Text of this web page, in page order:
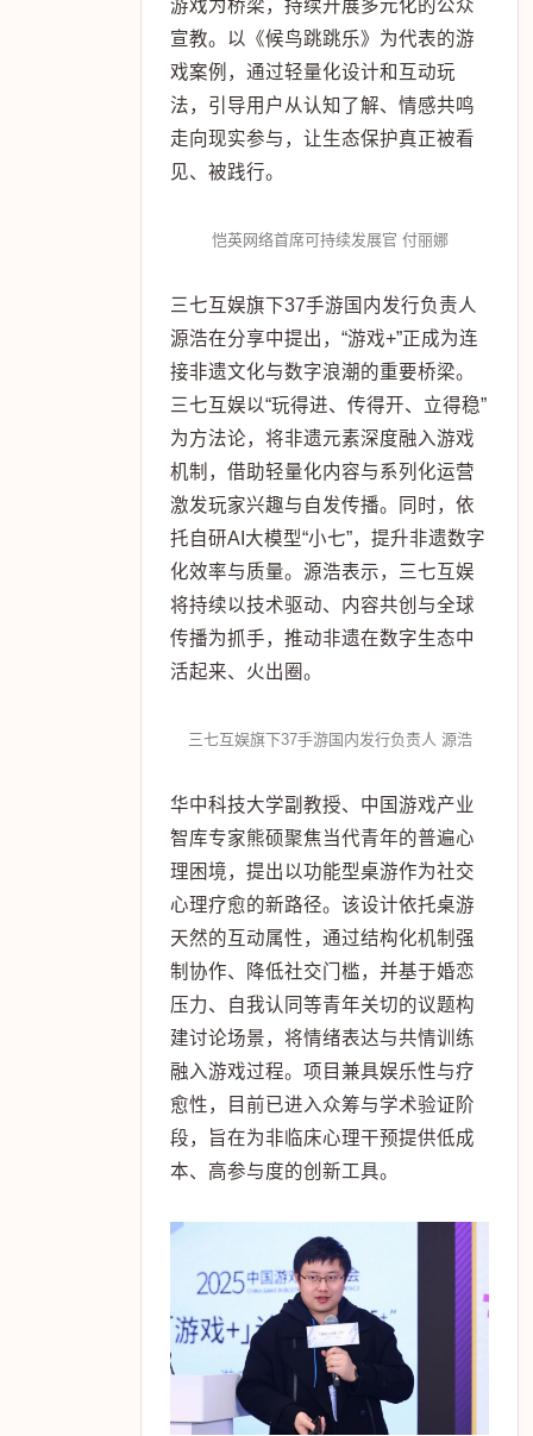
恺英网络首席可持续发展官付丽娜指
出，游戏正从传统的内容载体转变为
激发社会善意与环保行动的行动入
口。她表示，恺英网络长期将可持续
发展理念融入产品创新，以环保主题
宣教。以《候鸟跳跳乐》为代表的游
法，引导用户从认知了解、情感共鸣
走向现实参与，让生态保护真正被看
见、被践行。
恺英网络首席可持续发展官 付丽娜
三七互娱旗下37手游国内发行负责人
源浩在分享中提出，“游戏+”正成为连
接非遗文化与数字浪潮的重要桥梁。
三七互娱以“玩得进、传得开、立得稳”
为方法论，将非遗元素深度融入游戏
机制，借助轻量化内容与系列化运营
托自研AI大模型“小七”，提升非遗数字
将持续以技术驱动、内容共创与全球
传播为抓手，推动非遗在数字生态中
活起来、火出圈。
三七互娱旗下37手游国内发行负责人 源浩
华中科技大学副教授、中国游戏产业
智库专家熊硕聚焦当代青年的普遍心
理困境，提出以功能型桌游作为社交
心理疗愈的新路径。该设计依托桌游
天然的互动属性，通过结构化机制强
制协作、降低社交门槛，并基于婚恋
压力、自我认同等青年关切的议题构
建讨论场景，将情绪表达与共情训练
融入游戏过程。项目兼具娱乐性与疗
愈性，目前已进入众筹与学术验证阶
段，旨在为非临床心理干预提供低成
本、高参与度的创新工具。